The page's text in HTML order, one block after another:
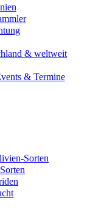
& weltweit
& Termine
Sorten